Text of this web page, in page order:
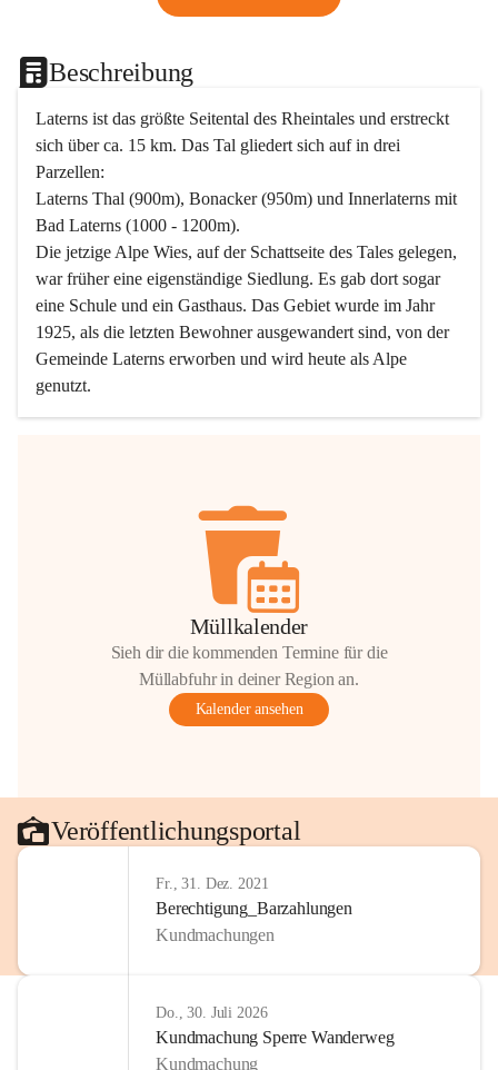
Beschreibung
Laterns ist das größte Seitental des Rheintales und erstreckt
sich über ca. 15 km. Das Tal gliedert sich auf in drei
Parzellen:
Laterns Thal (900m), Bonacker (950m) und Innerlaterns mit
Bad Laterns (1000 - 1200m).
Die jetzige Alpe Wies, auf der Schattseite des Tales gelegen,
war früher eine eigenständige Siedlung. Es gab dort sogar
eine Schule und ein Gasthaus. Das Gebiet wurde im Jahr
1925, als die letzten Bewohner ausgewandert sind, von der
Gemeinde Laterns erworben und wird heute als Alpe
genutzt.
Müllkalender
Sieh dir die kommenden Termine für die
Müllabfuhr in deiner Region an.
Kalender ansehen
Veröffentlichungsportal
Fr., 31. Dez. 2021
Berechtigung_Barzahlungen
Kundmachungen
Do., 30. Juli 2026
Kundmachung Sperre Wanderweg
Kundmachung